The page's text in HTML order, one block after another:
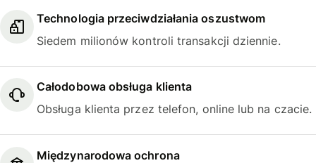
Technologia przeciwdziałania oszustwom
Siedem milionów kontroli transakcji dziennie.
Całodobowa obsługa klienta
Obsługa klienta przez telefon, online lub na czacie.
Międzynarodowa ochrona